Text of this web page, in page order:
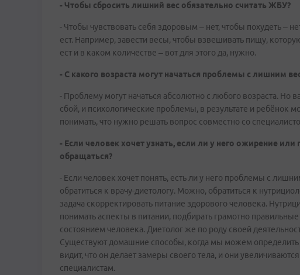
- Чтобы сбросить лишний вес обязательно считать ЖБУ?
- Чтобы чувствовать себя здоровым – нет, чтобы похудеть –
ест. Например, завести весы, чтобы взвешивать пищу,
ест и в каком количестве – вот для этого да, нужно.
- С какого возраста могут начаться проблемы с лишним
- Проблему могут начаться абсолютно с любого возраста. Но
сбой, и психологические проблемы, в результате и ребёнок
понимать, что нужно решать вопрос совместно со
- Если человек хочет узнать, если ли у него ожирение
обращаться?
- Если человек хочет понять, есть ли у него проблемы с
обратиться к врачу-диетологу. Можно, обратиться к
задача скорректировать питание здорового человека.
понимать аспекты в питании, подбирать грамотно
состоянием человека. Диетолог же по роду своей
Существуют домашние способы, когда мы можем
видит, что он делает замеры своего тела, и они
специалистам.